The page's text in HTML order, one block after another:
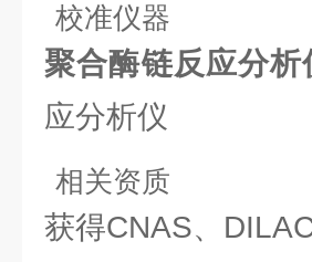
校准仪器
聚合酶链反应分
应分析仪
相关资质
获得CNAS、